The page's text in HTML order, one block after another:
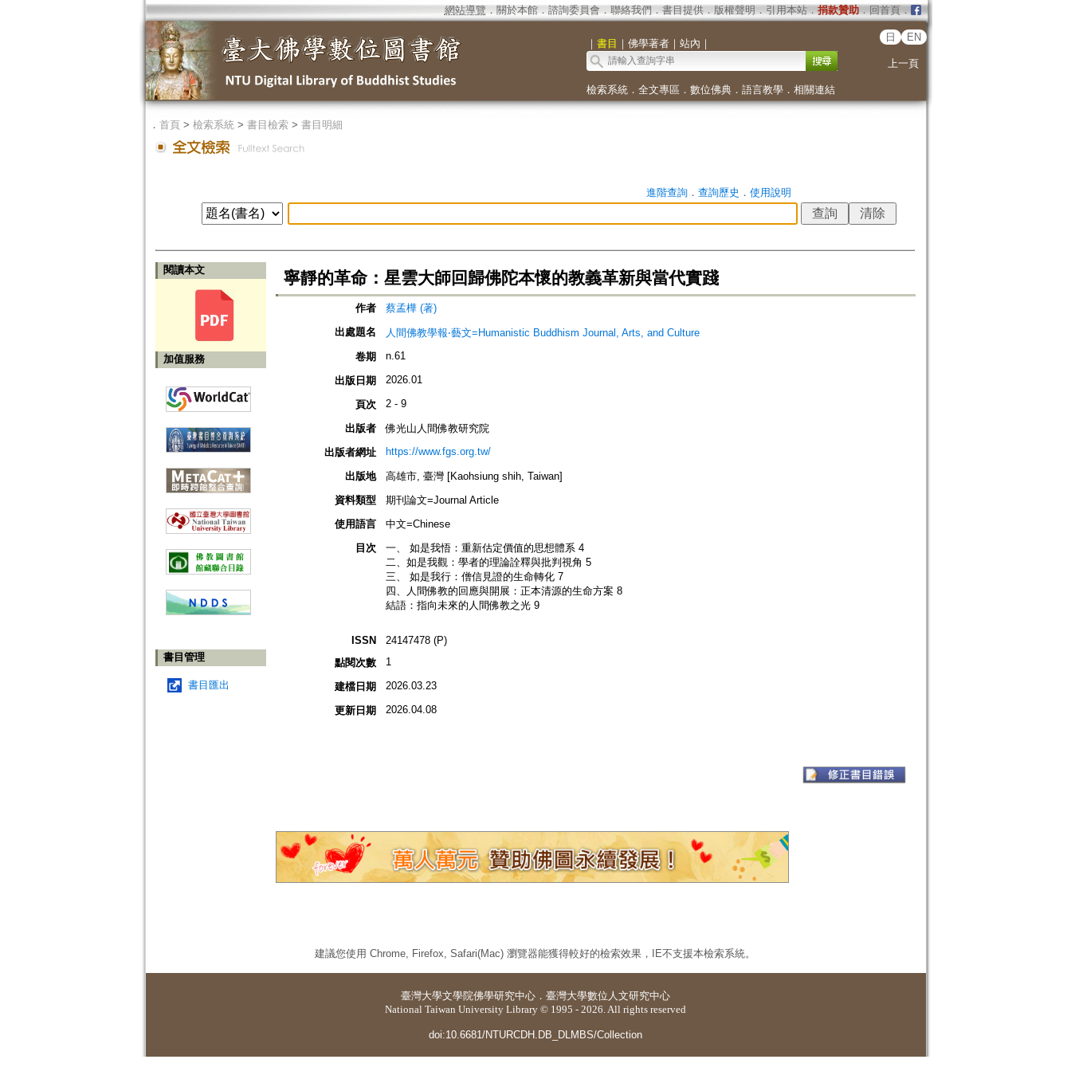
網站導覽 ． 關於本館． 諮詢委員會． 聯絡我們 ． 書目提供． 版權聲明 ． 引用本站． 捐款贊助．回首頁．
｜ 書目 ｜ 佛學著者｜ 站內 ｜
日 EN
上一頁
檢索系統． 全文專區 ． 數位佛典． 語言教學． 相關連結
． 首頁> 檢索系統> 書目檢索> 書目明細
進階查詢． 查詢歷史 ． 使用說明
閱讀本文
加值服務
書目管理
書目匯出
寧靜的革命：星雲大師回歸佛陀本懷的教義革新與當代實踐
作者
蔡孟樺 (著)
出處題名
人間佛教學報‧藝文=Humanistic Buddhism Journal, Arts, and Culture
卷期
n.61
出版日期 2026.01
頁次 2 - 9
出版者
佛光山人間佛教研究院
出版者網址
https://www.fgs.org.tw/
出版地
高雄市, 臺灣 [Kaohsiung shih, Taiwan]
資料類型
期刊論文=Journal Article
使用語言
中文=Chinese
目次
一、 如是我悟：重新估定價值的思想體系 4
二、如是我觀：學者的理論詮釋與批判視角 5
三、 如是我行：僧信見證的生命轉化 7
四、人間佛教的回應與開展：正本清源的生命方案 8
結語：指向未來的人間佛教之光 9
ISSN
24147478 (P)
點閱次數
1
建檔日期 2026.03.23
更新日期 2026.04.08
建議您使用 Chrome, Firefox, Safari(Mac) 瀏覽器能獲得較好的檢索效果，IE不支援本檢索系統。
臺灣大學文學院佛學研究中心 ． 臺灣大學數位人文研究中心
National Taiwan University Library © 1995 - 2026. All rights reserved
doi:10.6681/NTURCDH.DB_DLMBS/Collection